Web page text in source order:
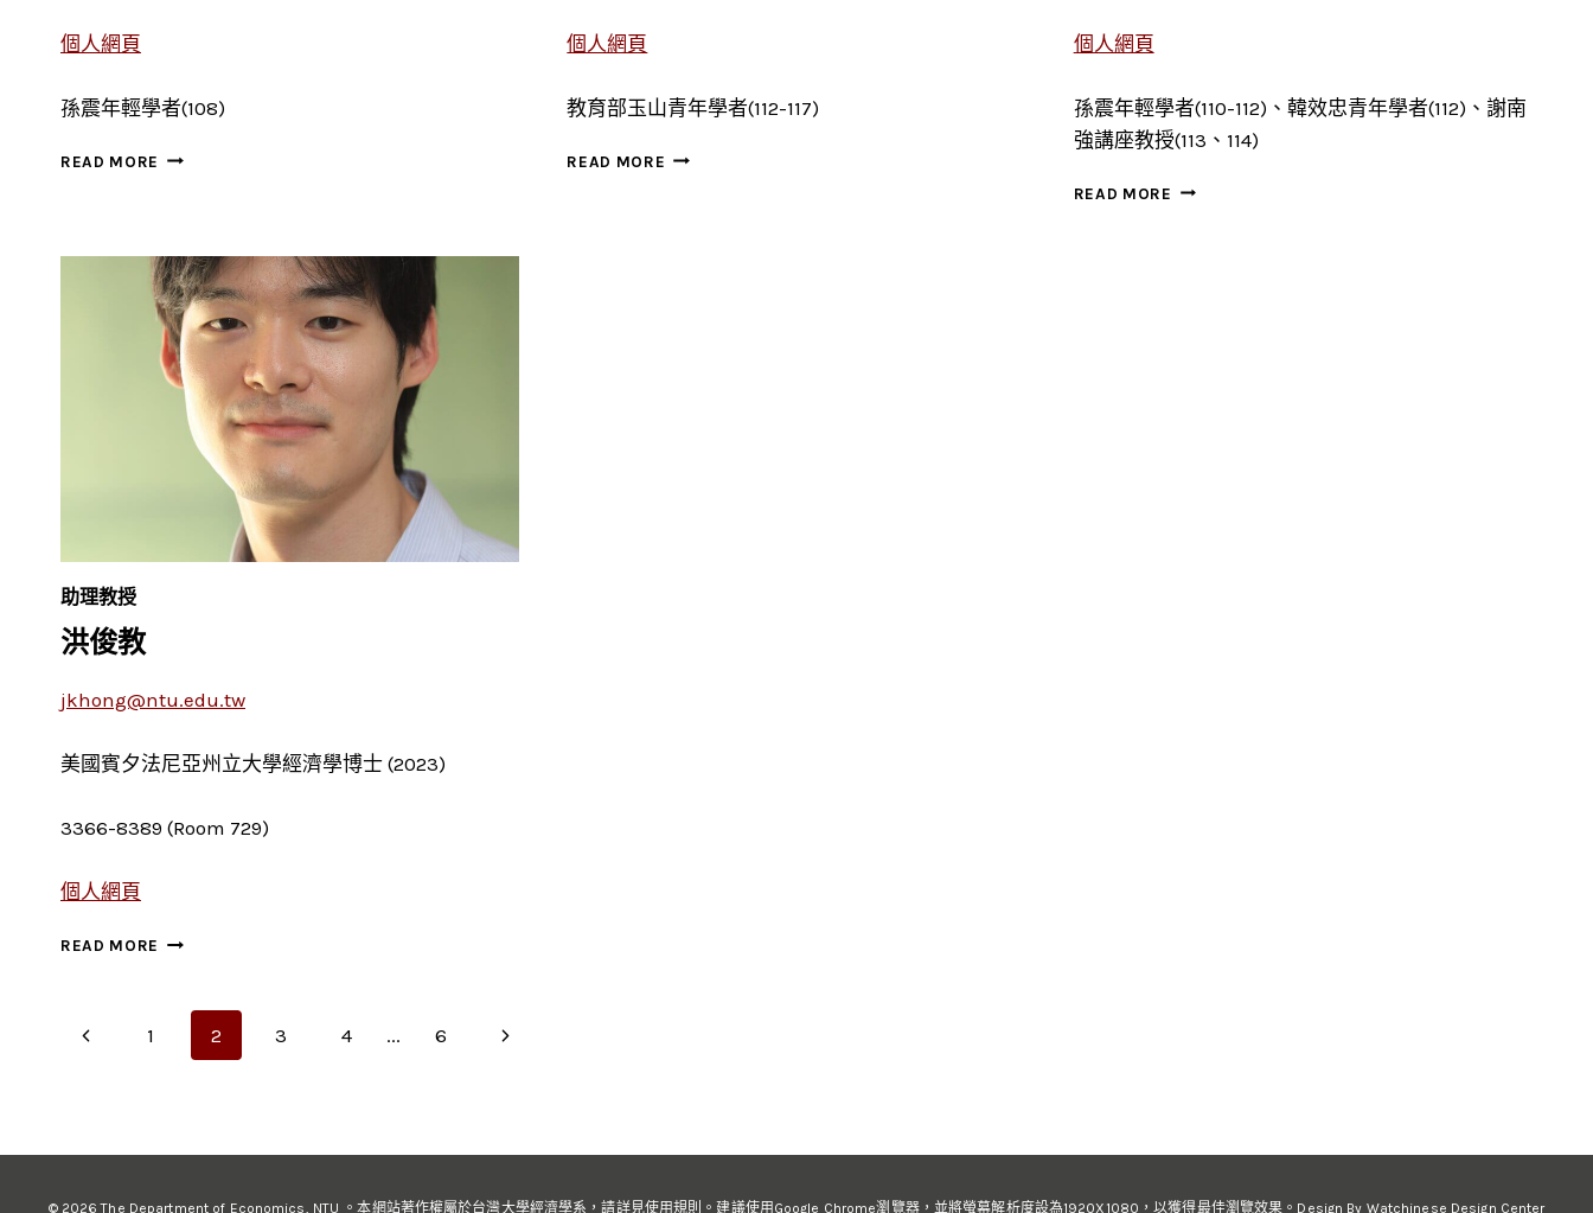
個人網頁
孫震年輕學者(108)
READ MORE 郭
個人網頁
教育部玉山青年學者(112-117)
READ MORE 賴
個人網頁
孫震年輕學者(110-112)、韓效忠青年學者(112)、謝南
強講座教授(113、114)
READ MORE 王
助理教授
洪俊教
jkhong@ntu.edu.tw
美國賓夕法尼亞州立大學經濟學博士 (2023)
3366-8389 (Room 729)
個人網頁
READ MORE
Page
Previous1 2 3 4 ... 6
Next
© 2026 The Department of Economics, NTU 。本網站著作權屬於台灣大學經濟學系，請詳見使用規則。建議使用Google Chrome瀏覽器，並將螢幕解析度設為1920X1080，以獲得最佳瀏覽效果。Design By Watchinese Design Center